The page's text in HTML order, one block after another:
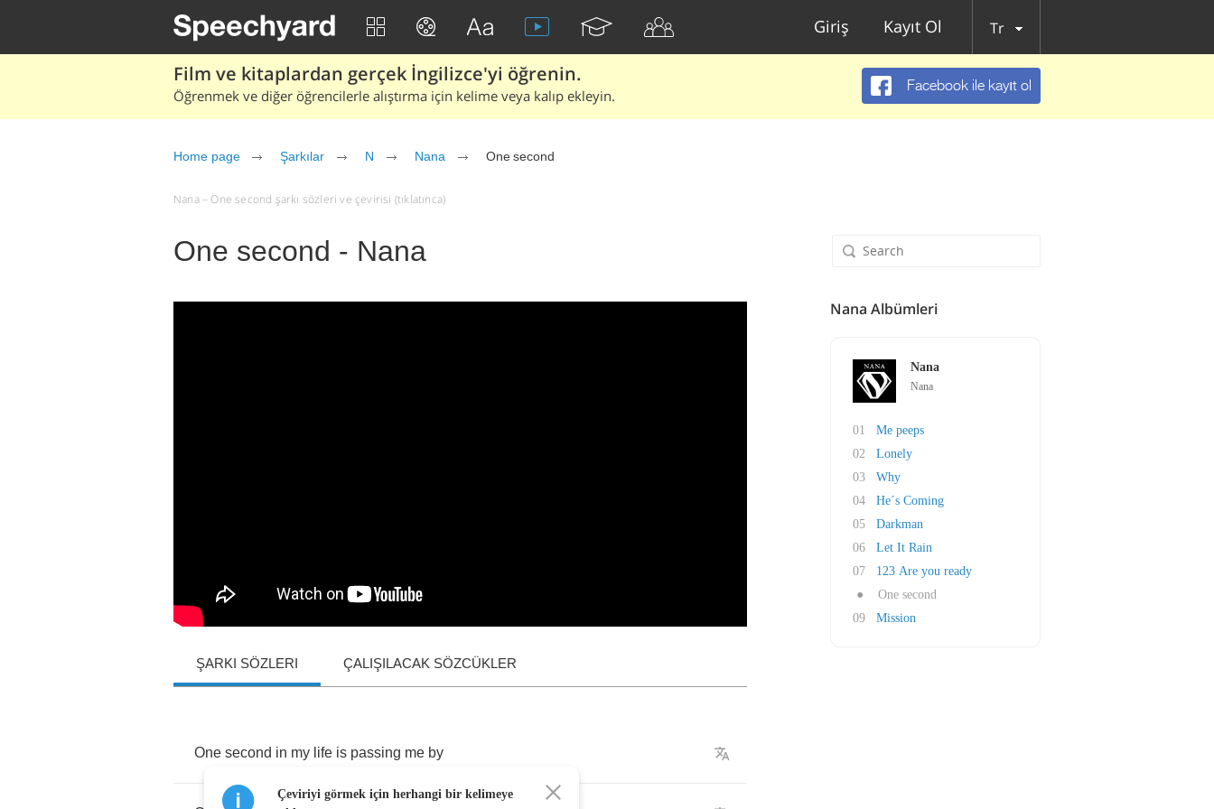
Giriş Kayıt Ol Tr
Film ve kitaplardan gerçek İngilizce'yi öğrenin.
Öğrenmek ve diğer öğrencilerle alıştırma için kelime veya kalıp ekleyin.
Facebook ile kayıt ol
Home page Şarkılar N Nana One second
Nana – One second şarkı sözleri ve çevirisi (tıklatınca)
One second - Nana
ŞARKI SÖZLERI ÇALIŞILACAK SÖZCÜKLER
One second in my life is passing me by
Çeviriyi görmek için herhangi bir kelimeye
Nana Albümleri
Nana
Nana
01
Me peeps
02
Lonely
03
Why
04
He´s Coming
05
Darkman
06
Let It Rain
07
123 Are you ready
●
One second
09
Mission